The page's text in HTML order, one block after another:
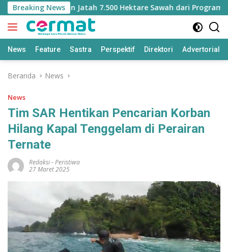
Langsung
ke
konten
Breaking News
Kehilangan Jatah 7.500 Hektare Sawah dari Program Pusat
News Feature Sastra Perspektif Direktori Advertorial
Beranda News
News
Tim SAR Hentikan Pencarian Korban
Hilang Kapal Tenggelam di Perairan
Ternate
Redaksi-Peristiwa
27 Maret 2025